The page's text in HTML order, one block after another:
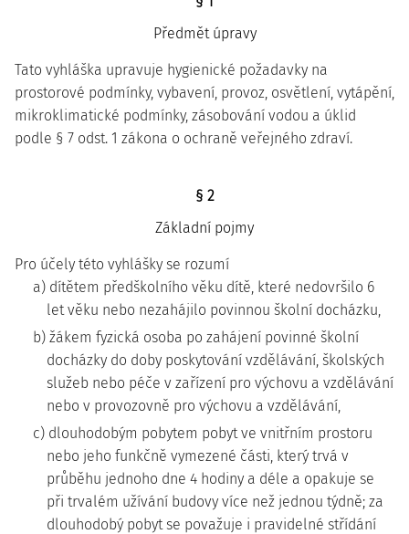
Předmět úpravy
Tato vyhláška upravuje hygienické požadavky na
prostorové podmínky, vybavení, provoz, osvětlení, vytápění,
mikroklimatické podmínky, zásobování vodou a úklid
podle § 7 odst. 1 zákona o ochraně veřejného zdraví.
§ 2
Základní pojmy
Pro účely této vyhlášky se rozumí
a) dítětem předškolního věku dítě, které nedovršilo 6
let věku nebo nezahájilo povinnou školní docházku,
b) žákem fyzická osoba po zahájení povinné školní
docházky do doby poskytování vzdělávání, školských
služeb nebo péče v zařízení pro výchovu a vzdělávání
nebo v provozovně pro výchovu a vzdělávání,
c) dlouhodobým pobytem pobyt ve vnitřním prostoru
nebo jeho funkčně vymezené části, který trvá v
průběhu jednoho dne 4 hodiny a déle a opakuje se
při trvalém užívání budovy více než jednou týdně; za
dlouhodobý pobyt se považuje i pravidelné střídání